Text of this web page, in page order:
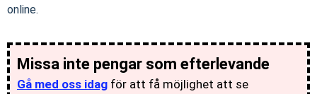
online.
Missa inte pengar som efterlevande
Gå med oss idag för att få möjlighet att se